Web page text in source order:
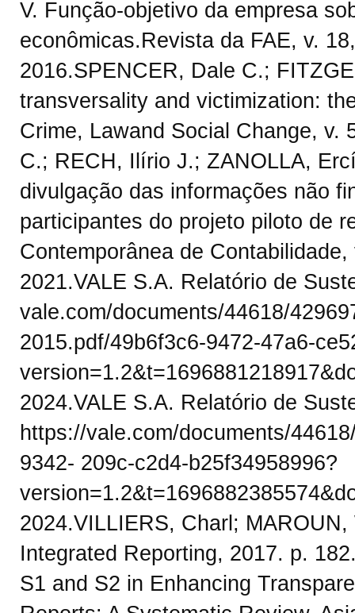
V. Função-objetivo da empresa
econômicas.Revista da FAE, v.
2016.SPENCER, Dale C.;
transversality and victimization:
Crime, Lawand Social Change, v.
C.; RECH, Ilírio J.; ZANOLLA,
divulgação das informações não
participantes do projeto piloto de
Contemporânea de
2021.VALE S.A. Relatório de
vale.com/documents/44618/
2015.pdf/49b6f3c6-9472-47a6-
2024.VALE S.A. Relatório de
https://vale.com/documents/
9342- 209c-c2d4-b25f34958996?
2024.VILLIERS, Charl;
Integrated Reporting, 2017. p.
S1 and S2 in Enhancing